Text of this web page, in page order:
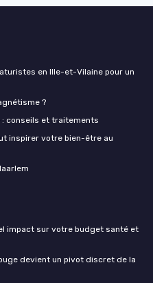
en Ille-et-Vilaine pour un
?
: conseils et traitements
inspirer votre bien-être au
impact sur votre budget santé et
devient un pivot discret de la